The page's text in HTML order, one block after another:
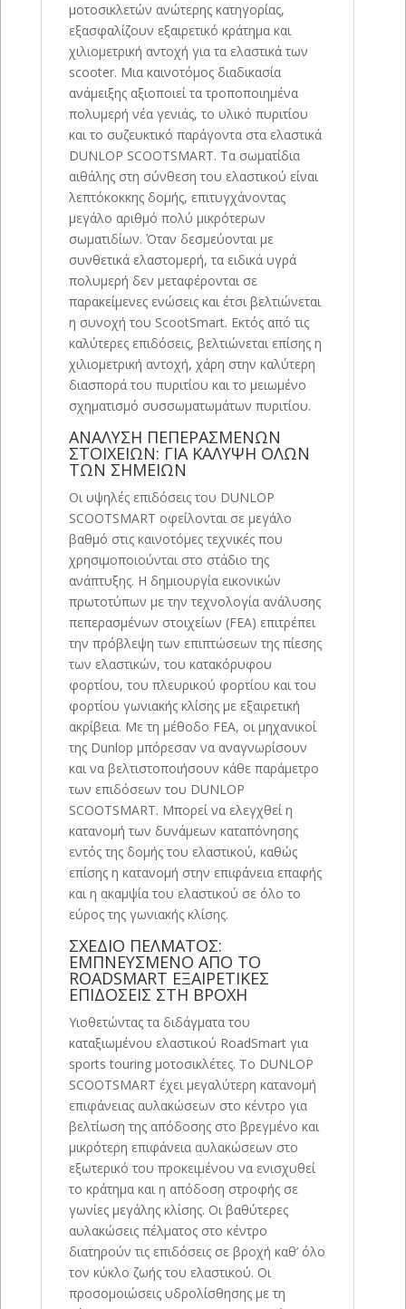
μοτοσικλετών ανώτερης κατηγορίας,
εξασφαλίζουν εξαιρετικό κράτημα και
χιλιομετρική αντοχή για τα ελαστικά των
scooter. Μια καινοτόμος διαδικασία
ανάμειξης αξιοποιεί τα τροποποιημένα
πολυμερή νέα γενιάς, το υλικό πυριτίου
και το συζευκτικό παράγοντα στα ελαστικά
DUNLOP SCOOTSMART. Τα σωματίδια
αιθάλης στη σύνθεση του ελαστικού είναι
λεπτόκοκκης δομής, επιτυγχάνοντας
μεγάλο αριθμό πολύ μικρότερων
σωματιδίων. Όταν δεσμεύονται με
συνθετικά ελαστομερή, τα ειδικά υγρά
πολυμερή δεν μεταφέρονται σε
παρακείμενες ενώσεις και έτσι βελτιώνεται
η συνοχή του ScootSmart. Εκτός από τις
καλύτερες επιδόσεις, βελτιώνεται επίσης η
χιλιομετρική αντοχή, χάρη στην καλύτερη
διασπορά του πυριτίου και το μειωμένο
σχηματισμό συσσωματωμάτων πυριτίου.
ΑΝΑΛΥΣΗ ΠΕΠΕΡΑΣΜΕΝΩΝ
ΣΤΟΙΧΕΙΩΝ: ΓΙΑ ΚΑΛΥΨΗ ΟΛΩΝ
ΤΩΝ ΣΗΜΕΙΩΝ
Οι υψηλές επιδόσεις του DUNLOP
SCOOTSMART οφείλονται σε μεγάλο
βαθμό στις καινοτόμες τεχνικές που
χρησιμοποιούνται στο στάδιο της
ανάπτυξης. Η δημιουργία εικονικών
πρωτοτύπων με την τεχνολογία ανάλυσης
πεπερασμένων στοιχείων (FEA) επιτρέπει
την πρόβλεψη των επιπτώσεων της πίεσης
των ελαστικών, του κατακόρυφου
φορτίου, του πλευρικού φορτίου και του
φορτίου γωνιακής κλίσης με εξαιρετική
ακρίβεια. Με τη μέθοδο FEA, οι μηχανικοί
της Dunlop μπόρεσαν να αναγνωρίσουν
και να βελτιστοποιήσουν κάθε παράμετρο
των επιδόσεων του DUNLOP
SCOOTSMART. Μπορεί να ελεγχθεί η
κατανομή των δυνάμεων καταπόνησης
εντός της δομής του ελαστικού, καθώς
επίσης η κατανομή στην επιφάνεια επαφής
και η ακαμψία του ελαστικού σε όλο το
εύρος της γωνιακής κλίσης.
ΣΧΕΔΙΟ ΠΕΛΜΑΤΟΣ:
ΕΜΠΝΕΥΣΜΕΝΟ ΑΠΟ ΤΟ
ROADSMART ΕΞΑΙΡΕΤΙΚΕΣ
ΕΠΙΔΟΣΕΙΣ ΣΤΗ ΒΡΟΧΗ
Υιοθετώντας τα διδάγματα του
καταξιωμένου ελαστικού RoadSmart για
sports touring μοτοσικλέτες. Το DUNLOP
SCOOTSMART έχει μεγαλύτερη κατανομή
επιφάνειας αυλακώσεων στο κέντρο για
βελτίωση της απόδοσης στο βρεγμένο και
μικρότερη επιφάνεια αυλακώσεων στο
εξωτερικό του προκειμένου να ενισχυθεί
το κράτημα και η απόδοση στροφής σε
γωνίες μεγάλης κλίσης. Οι βαθύτερες
αυλακώσεις πέλματος στο κέντρο
διατηρούν τις επιδόσεις σε βροχή καθ’ όλο
τον κύκλο ζωής του ελαστικού. Οι
προσομοιώσεις υδρολίσθησης με τη